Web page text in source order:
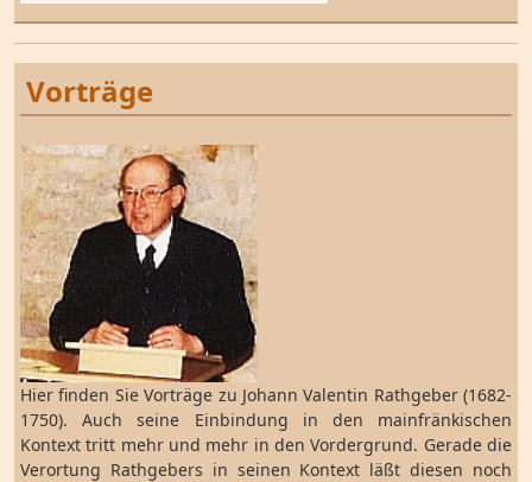
Vorträge
Hier finden Sie Vorträge zu Johann Valentin Rathgeber (1682-
1750). Auch seine Einbindung in den mainfränkischen
Kontext tritt mehr und mehr in den Vordergrund. Gerade die
Verortung Rathgebers in seinen Kontext läßt diesen noch